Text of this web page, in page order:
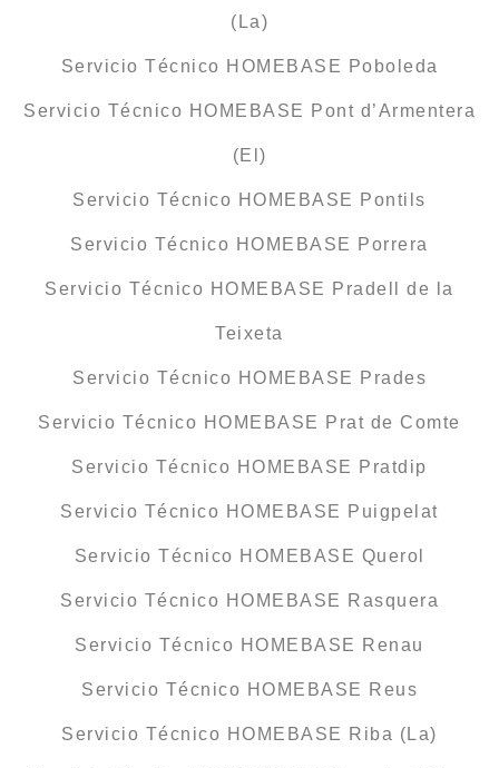
(La)
Servicio Técnico HOMEBASE Poboleda
Servicio Técnico HOMEBASE Pont d’Armentera
(El)
Servicio Técnico HOMEBASE Pontils
Servicio Técnico HOMEBASE Porrera
Servicio Técnico HOMEBASE Pradell de la
Teixeta
Servicio Técnico HOMEBASE Prades
Servicio Técnico HOMEBASE Prat de Comte
Servicio Técnico HOMEBASE Pratdip
Servicio Técnico HOMEBASE Puigpelat
Servicio Técnico HOMEBASE Querol
Servicio Técnico HOMEBASE Rasquera
Servicio Técnico HOMEBASE Renau
Servicio Técnico HOMEBASE Reus
Servicio Técnico HOMEBASE Riba (La)